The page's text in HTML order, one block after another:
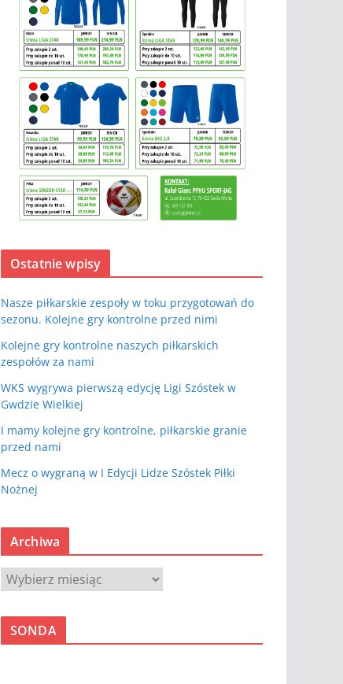
Ostatnie wpisy
Nasze piłkarskie zespoły w toku przygotowań do
sezonu. Kolejne gry kontrolne przed nimi
Kolejne gry kontrolne naszych piłkarskich
zespołów za nami
WKS wygrywa pierwszą edycję Ligi Szóstek w
Gwdzie Wielkiej
I mamy kolejne gry kontrolne, piłkarskie granie
przed nami
Mecz o wygraną w I Edycji Lidze Szóstek Piłki
Nożnej
Archiwa
A
c
SONDA